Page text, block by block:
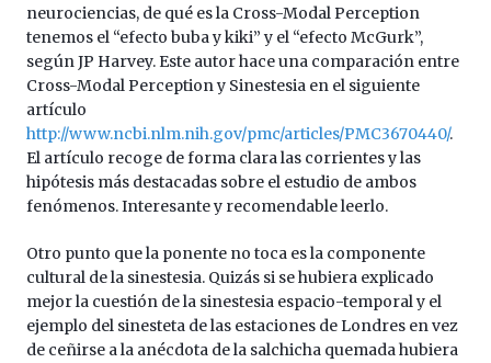
neurociencias, de qué es la Cross-Modal Perception
tenemos el “efecto buba y kiki” y el “efecto McGurk”,
según JP Harvey. Este autor hace una comparación entre
Cross-Modal Perception y Sinestesia en el siguiente
artículo
http://www.ncbi.nlm.nih.gov/pmc/articles/PMC3670440/.
El artículo recoge de forma clara las corrientes y las
hipótesis más destacadas sobre el estudio de ambos
fenómenos. Interesante y recomendable leerlo.
Otro punto que la ponente no toca es la componente
cultural de la sinestesia. Quizás si se hubiera explicado
mejor la cuestión de la sinestesia espacio-temporal y el
ejemplo del sinesteta de las estaciones de Londres en vez
de ceñirse a la anécdota de la salchicha quemada hubiera